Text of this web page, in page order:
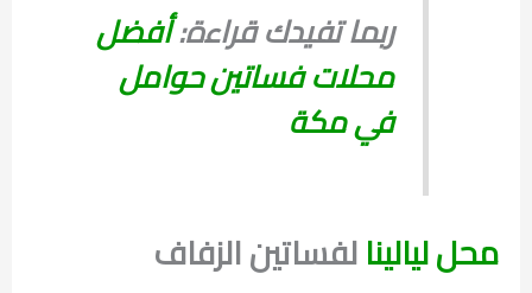
ربما تفيدك قراءة:أفضل
محلات فساتين حوامل
في مكة
محل ليالينالفساتين الزفاف